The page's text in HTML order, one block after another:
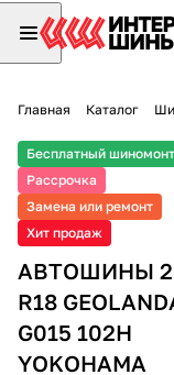
Главная Каталог
Бесплатный
Рассрочка
Замена или ремонт
Хит продаж
АВТОШИНЫ
R18
G015 102H
YOKOHAMA